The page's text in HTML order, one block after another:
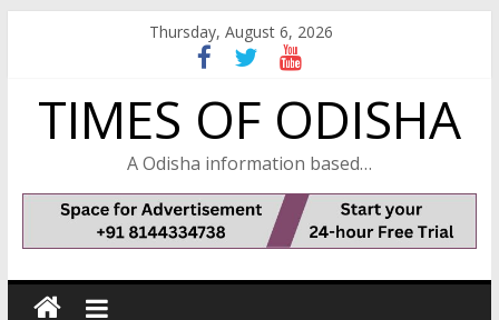
Thursday, August 6, 2026
TIMES OF ODISHA
A Odisha information based…